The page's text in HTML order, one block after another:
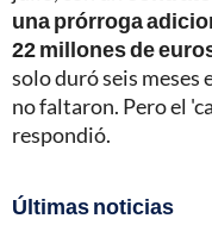
una prórroga
22 millones de
solo duró seis meses
no faltaron. Pero el
respondió.
Últimas noticias